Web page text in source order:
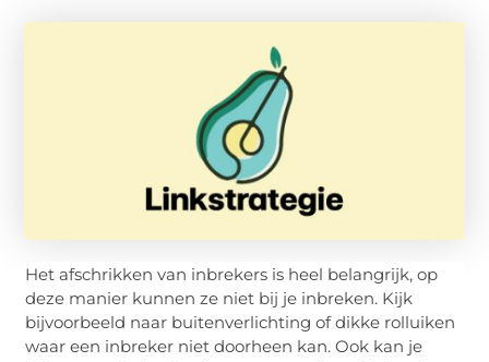
Het afschrikken van inbrekers is heel belangrijk, op
deze manier kunnen ze niet bij je inbreken. Kijk
bijvoorbeeld naar buitenverlichting of dikke rolluiken
waar een inbreker niet doorheen kan. Ook kan je